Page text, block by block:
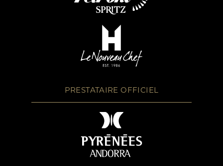
PRESTATAIRE OFFICIEL